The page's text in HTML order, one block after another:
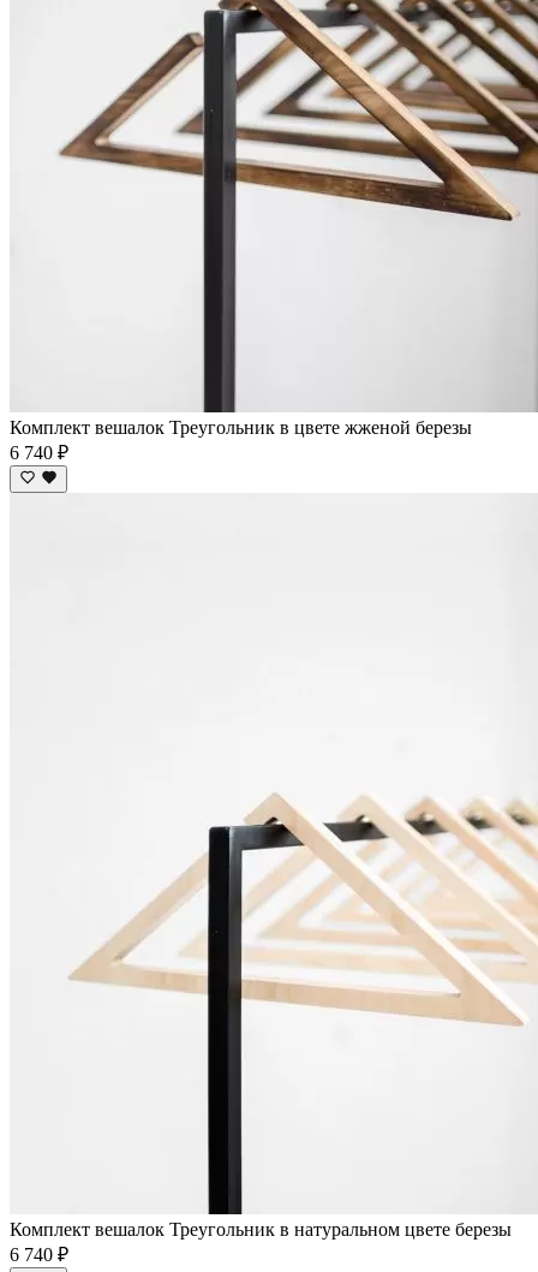
Комплект вешалок Треугольник в цвете жженой березы
6 740 ₽
Комплект вешалок Треугольник в натуральном цвете березы
6 740 ₽